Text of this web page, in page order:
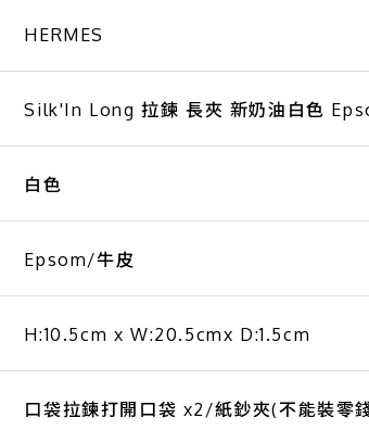
HERMES
Silk'In Long 拉鍊 長夾 新奶油白色
白色
Epsom/牛皮
H:10.5cm x W:20.5cmx D:1.5cm
口袋拉鍊打開口袋 x2/紙鈔夾(不能裝零